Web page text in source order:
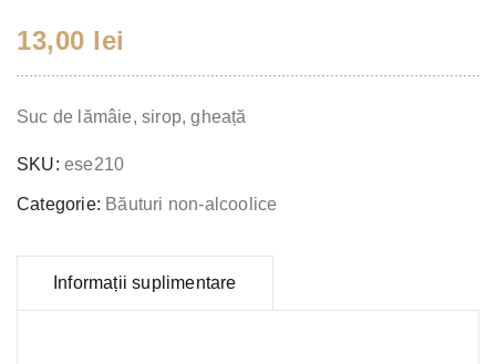
13,00 lei
Suc de lămâie, sirop, gheață
SKU: ese210
Categorie: Băuturi non-alcoolice
Informații suplimentare